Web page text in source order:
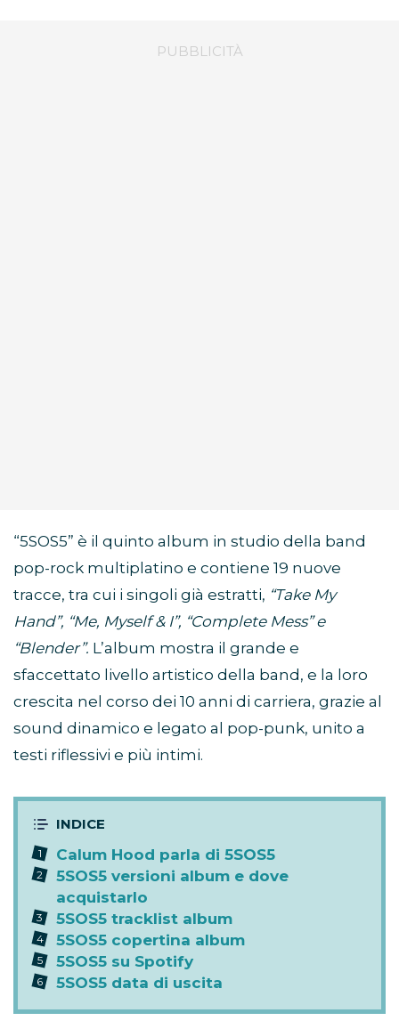
“5SOS5” è il quinto album in studio della band
pop-rock multiplatino e contiene 19 nuove
tracce, tra cui i singoli già estratti, “Take My
Hand”, “Me, Myself & I”, “Complete Mess” e
“Blender”. L’album mostra il grande e
sfaccettato livello artistico della band, e la loro
crescita nel corso dei 10 anni di carriera, grazie al
sound dinamico e legato al pop-punk, unito a
testi riflessivi e più intimi.
Calum Hood parla di 5SOS5
5SOS5 versioni album e dove
acquistarlo
5SOS5 tracklist album
5SOS5 copertina album
5SOS5 su Spotify
5SOS5 data di uscita